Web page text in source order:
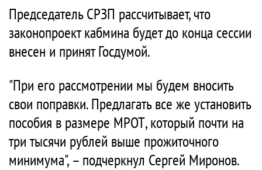
Председатель СРЗП рассчитывает, что
законопроект кабмина будет до конца сессии
внесен и принят Госдумой.
"При его рассмотрении мы будем вносить
свои поправки. Предлагать все же установить
пособия в размере МРОТ, который почти на
три тысячи рублей выше прожиточного
минимума", – подчеркнул Сергей Миронов.